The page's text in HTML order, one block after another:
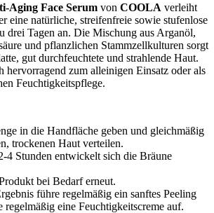
Aging Face Serum von COOLA verleiht
eine natürliche, streifenfreie sowie stufenlose
drei Tagen an. Die Mischung aus Arganöl,
und pflanzlichen Stammzellkulturen sorgt
gut durchfeuchtete und strahlende Haut.
hervorragend zum alleinigen Einsatz oder als
Feuchtigkeitspflege.
in die Handfläche geben und gleichmäßig
trockenen Haut verteilen.
4 Stunden entwickelt sich die Bräune
bei Bedarf erneut.
führe regelmäßig ein sanftes Peeling
regelmäßig eine Feuchtigkeitscreme auf.